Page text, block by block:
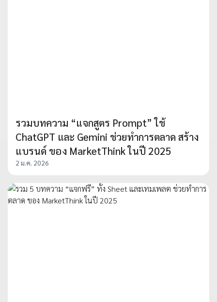
รวมบทความ “แจกสูตร Prompt” ใช้
ChatGPT และ Gemini ช่วยทำการตลาด สร้าง
แบรนด์ ของ MarketThink ในปี 2025
2 ม.ค. 2026